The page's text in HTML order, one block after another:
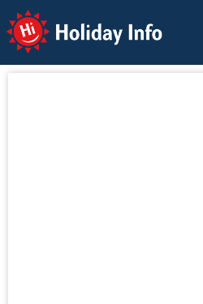
Holiday Info